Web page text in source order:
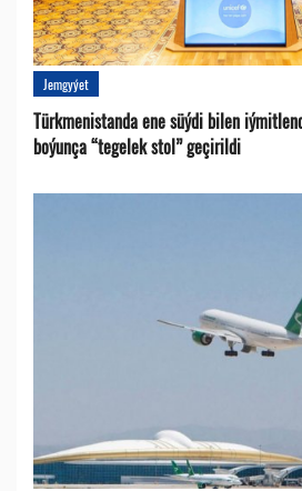
Jemgyýet
Türkmenistanda ene süýdi bilen
boýunça “tegelek stol” geçirildi